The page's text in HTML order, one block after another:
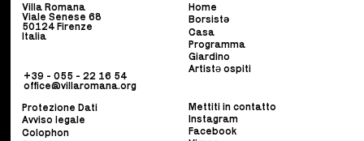
Villa Romana
Viale Senese 68
50124 Firenze
Italia
+39 - 055 - 22 16 54
office@villaromana.org
Home
Borsistə
Casa
Programma
Giardino
Artistə ospiti
Protezione Dati
Avviso legale
Colophon
Mettiti in contatto
Instagram
Facebook